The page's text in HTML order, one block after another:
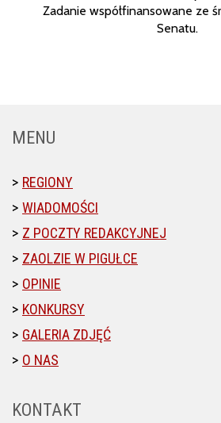
Zadanie współfinansowane ze
Senatu.
MENU
REGIONY
WIADOMOŚCI
Z POCZTY REDAKCYJNEJ
ZAOLZIE W PIGUŁCE
OPINIE
KONKURSY
GALERIA ZDJĘĆ
O NAS
KONTAKT